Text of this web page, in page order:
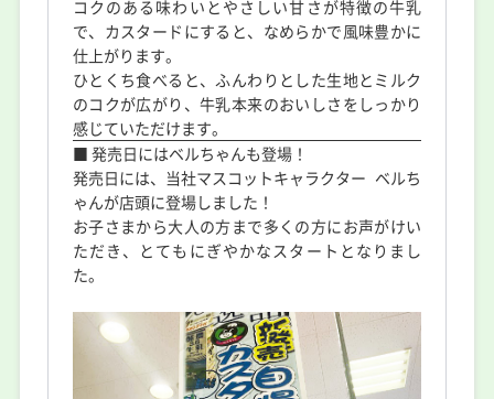
コクのある味わいとやさしい甘さが特徴の牛乳
で、カスタードにすると、なめらかで風味豊かに
仕上がります。
ひとくち食べると、ふんわりとした生地とミルク
のコクが広がり、牛乳本来のおいしさをしっかり
感じていただけます。
■ 発売日にはベルちゃんも登場！
発売日には、当社マスコットキャラクター ベルち
ゃんが店頭に登場しました！
お子さまから大人の方まで多くの方にお声がけい
ただき、とてもにぎやかなスタートとなりまし
た。